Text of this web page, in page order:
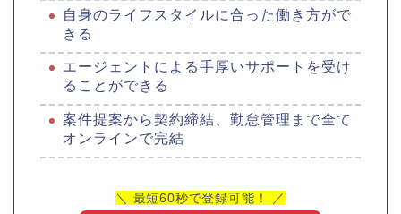
自身のライフスタイルに合った働き方がで
きる
エージェントによる手厚いサポートを受け
ることができる
案件提案から契約締結、勤怠管理まで全て
オンラインで完結
＼ 最短60秒で登録可能！ ／